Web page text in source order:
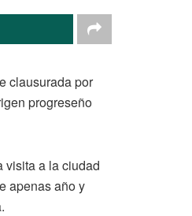
clausurada por
progreseño
visita a la ciudad
apenas año y